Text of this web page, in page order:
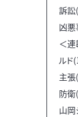
訴訟
凶
＜連
ルド
主
防
山岡